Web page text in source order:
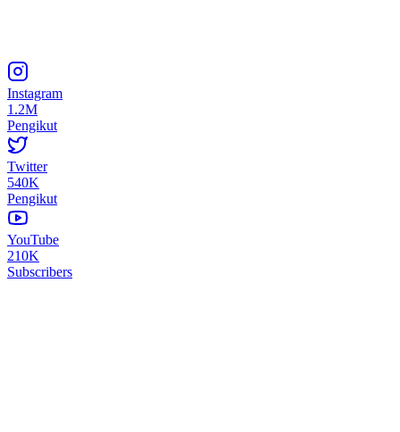
Instagram
1.2M
Pengikut
Twitter
540K
Pengikut
YouTube
210K
Subscribers